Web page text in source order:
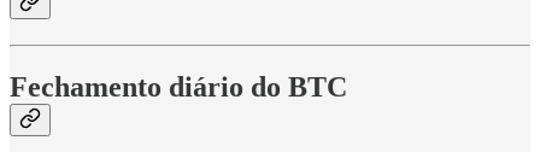
Fechamento diário do BTC